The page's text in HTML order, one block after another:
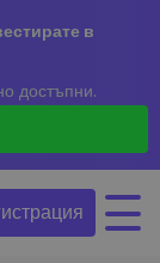
в
достъпни.